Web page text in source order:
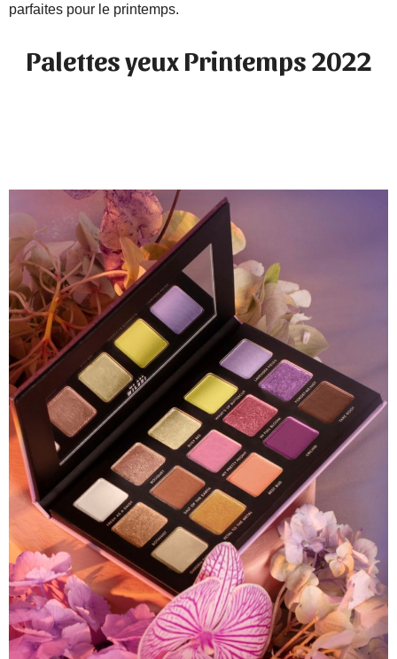
parfaites pour le printemps.
Palettes yeux Printemps 2022